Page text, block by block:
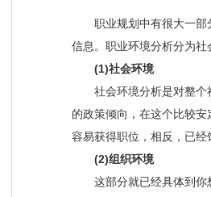
职业规划中有很大一部
信息。职业环境分析分为
(1)社会环境
社会环境分析是对整个
的政策倾向，在这个比较
容易获得职位，相反，已
(2)组织环境
这部分就已经具体到你